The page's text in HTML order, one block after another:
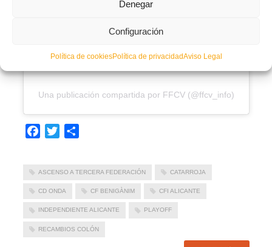
Denegar
Configuración
Política de cookiesPolítica de privacidadAviso Legal
Una publicación compartida por FFCV (@ffcv_info)
Facebook
Twitter
ASCENSO A TERCERA FEDERACIÓN CATARROJA
CD ONDA CF BENIGÀNIM CFI ALICANTE
INDEPENDIENTE ALICANTE PLAYOFF
RECAMBIOS COLÓN